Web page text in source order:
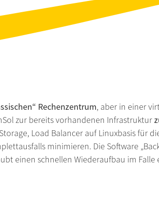
Rechenzentrum, aber in einer
zur bereits vorhandenen Infrastruktur
Load Balancer auf Linuxbasis für
minimieren. Die Software
einen schnellen Wiederaufbau im Falle